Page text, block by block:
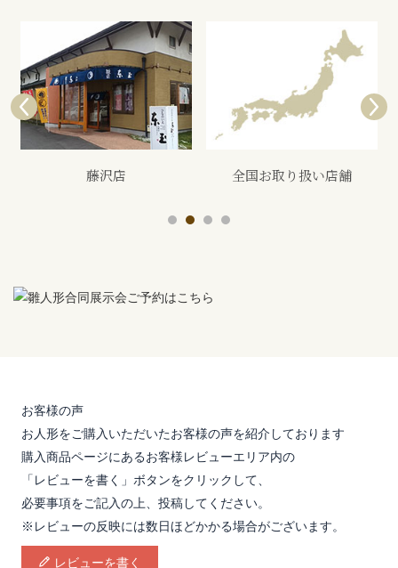
全国お取り扱い店舗 展示会
お客様の声
お人形をご購入いただいたお客様の声を紹介しております
購入商品ページにあるお客様レビューエリア内の
「レビューを書く」ボタンをクリックして、
必要事項をご記入の上、投稿してください。
※レビューの反映には数日ほどかかる場合がございます。
レビューを書く